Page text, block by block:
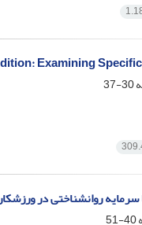
Examining
30-37
روانشناختی در
40-51